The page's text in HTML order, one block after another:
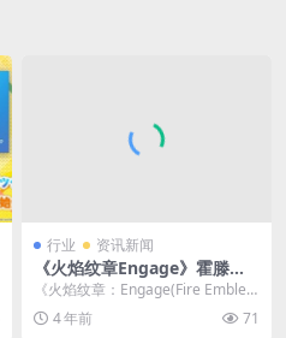
行业 资讯新闻
《火焰纹章Engage》霍滕西
亚介绍：天真任性的二公主
《火焰纹章：Engage(Fire Emblem
Engage)》公布了新角色“...
4 年前 71